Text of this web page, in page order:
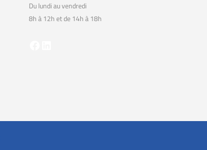
Du lundi au vendredi
8h à 12h et de 14h à 18h